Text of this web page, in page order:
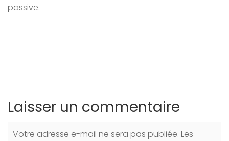
passive.
Laisser un commentaire
Votre adresse e-mail ne sera pas publiée. Les